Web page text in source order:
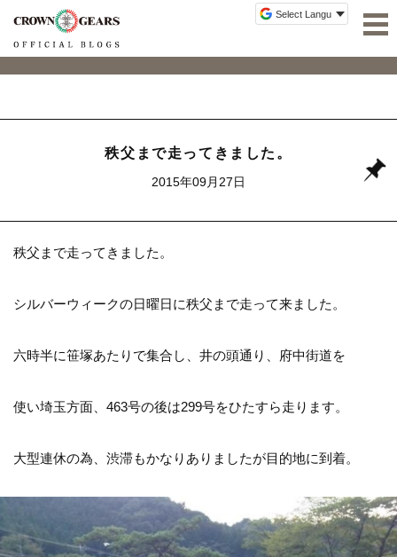
秩父まで走ってきました。
2015年09月27日
秩父まで走ってきました。
シルバーウィークの日曜日に秩父まで走って来ました。
六時半に笹塚あたりで集合し、井の頭通り、府中街道を
使い埼玉方面、463号の後は299号をひたすら走ります。
大型連休の為、渋滞もかなりありましたが目的地に到着。